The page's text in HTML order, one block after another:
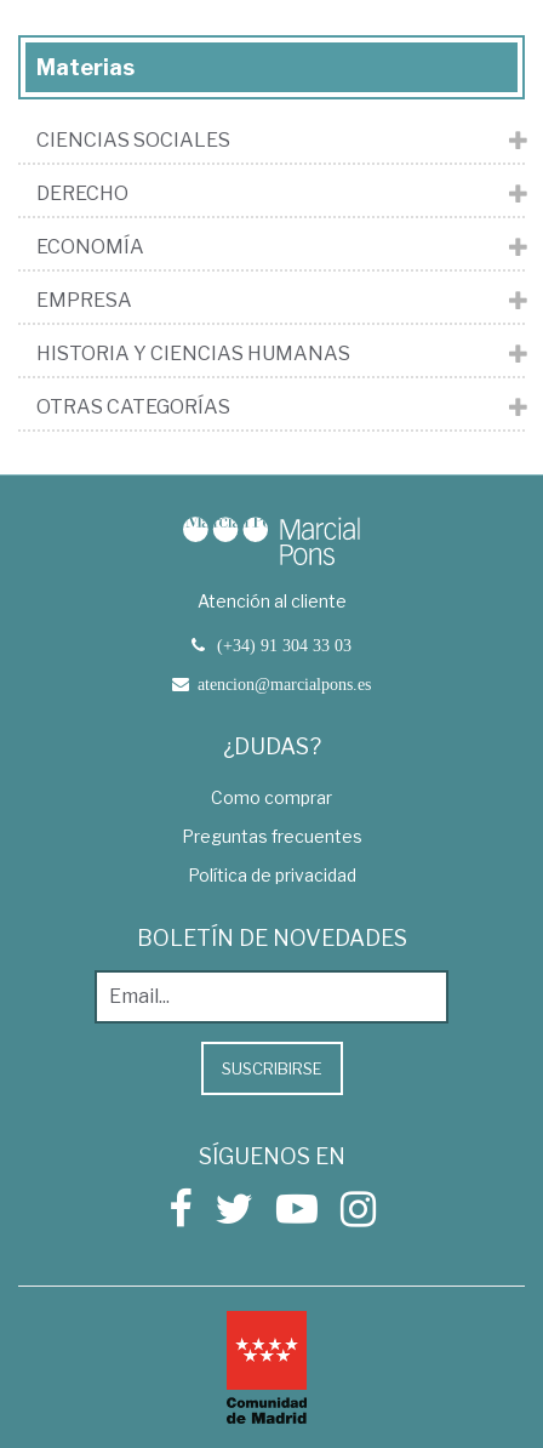
Materias
CIENCIAS SOCIALES
DERECHO
ECONOMÍA
EMPRESA
HISTORIA Y CIENCIAS HUMANAS
OTRAS CATEGORÍAS
Atención al cliente
(+34) 91 304 33 03
atencion@marcialpons.es
¿DUDAS?
Como comprar
Preguntas frecuentes
Política de privacidad
BOLETÍN DE NOVEDADES
SUSCRIBIRSE
SÍGUENOS EN